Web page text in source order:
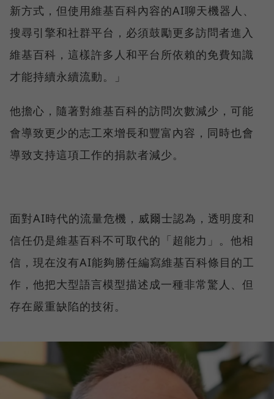
新方式，但使用維基百科內容的AI聊天機器人、
搜尋引擎和社群平台，必須鼓勵更多訪問者進入
維基百科，這樣許多人和平台所依賴的免費知識
才能持續永續流動。」
他擔心，隨著對維基百科的訪問次數減少，可能
會導致更少的志工來增長和豐富內容，同時也會
導致支持這項工作的捐款者減少。
面對AI時代的流量危機，威爾士認為，透明度和
信任仍是維基百科不可取代的「超能力」。他相
信，現在沒有AI能夠勝任編寫維基百科條目的工
作，他把大型語言模型描述成一種非常驚人、但
存在嚴重缺陷的技術。